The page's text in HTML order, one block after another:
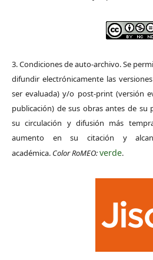
3. Condiciones de auto-archivo. Se
difundir electrónicamente las
ser evaluada) y/o post-print (versión
publicación) de sus obras antes de su
su circulación y difusión más
aumento en su citación y
académica. Color RoMEO:verde.